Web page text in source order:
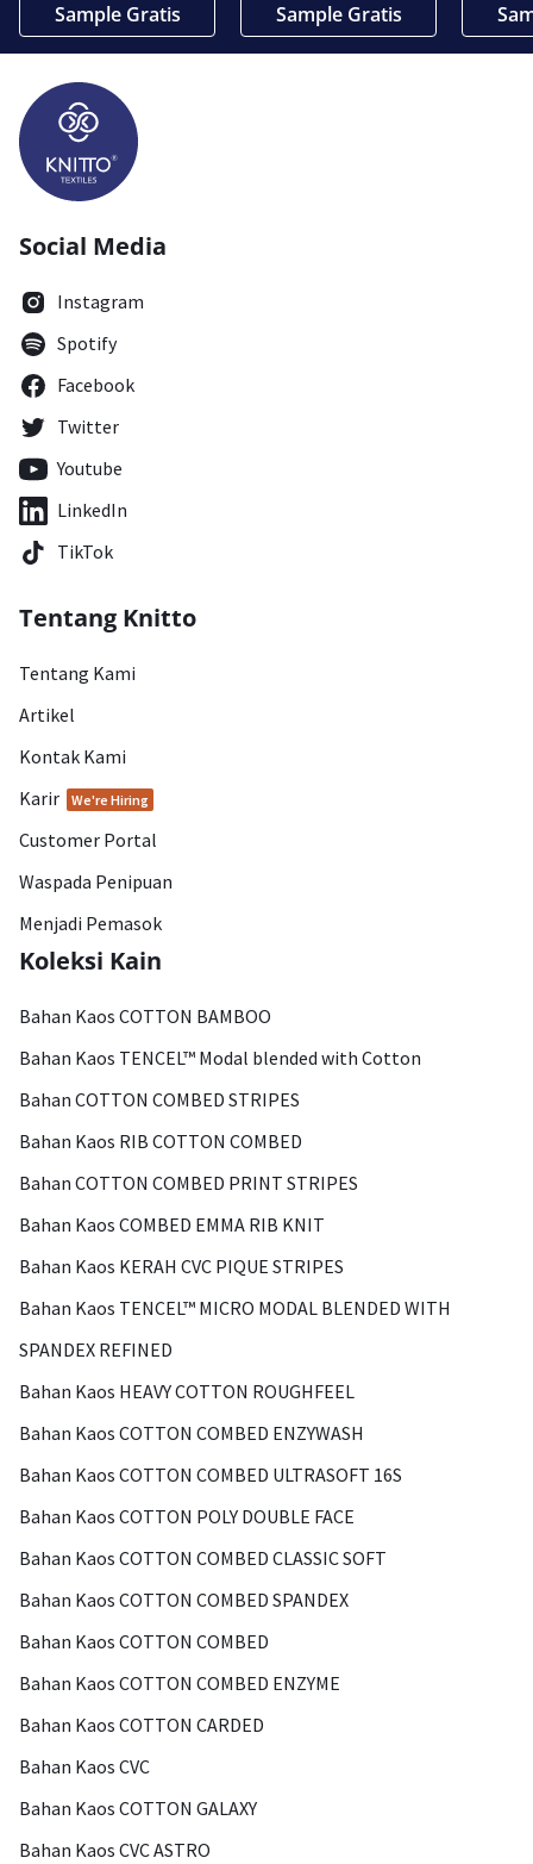
Sample Gratis Sample Gratis
Social Media
Instagram
Spotify
Facebook
Twitter
Youtube
LinkedIn
TikTok
Tentang Knitto
Tentang Kami
Artikel
Kontak Kami
Karir
We're Hiring
Customer Portal
Waspada Penipuan
Menjadi Pemasok
Koleksi Kain
Bahan Kaos COTTON BAMBOO
Bahan Kaos TENCEL™ Modal blended with Cotton
Bahan COTTON COMBED STRIPES
Bahan Kaos RIB COTTON COMBED
Bahan COTTON COMBED PRINT STRIPES
Bahan Kaos COMBED EMMA RIB KNIT
Bahan Kaos KERAH CVC PIQUE STRIPES
Bahan Kaos TENCEL™ MICRO MODAL BLENDED WITH
SPANDEX REFINED
Bahan Kaos HEAVY COTTON ROUGHFEEL
Bahan Kaos COTTON COMBED ENZYWASH
Bahan Kaos COTTON COMBED ULTRASOFT 16S
Bahan Kaos COTTON POLY DOUBLE FACE
Bahan Kaos COTTON COMBED CLASSIC SOFT
Bahan Kaos COTTON COMBED SPANDEX
Bahan Kaos COTTON COMBED
Bahan Kaos COTTON COMBED ENZYME
Bahan Kaos COTTON CARDED
Bahan Kaos CVC
Bahan Kaos COTTON GALAXY
Bahan Kaos CVC ASTRO